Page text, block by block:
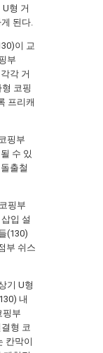
형 거
된다.
이 교
부
각 거
코핑
프리캐
핑부
수 있
출철
핑부
입 설
(130)
부 쉬스
기 U형
내
핑부
형 코
칸막이